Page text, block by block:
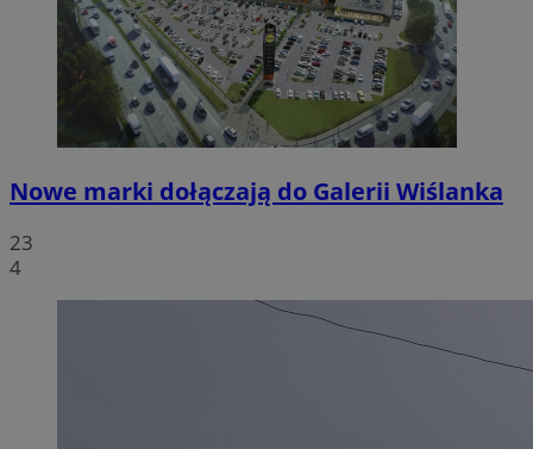
Nowe marki dołączają do Galerii Wiślanka
23
4